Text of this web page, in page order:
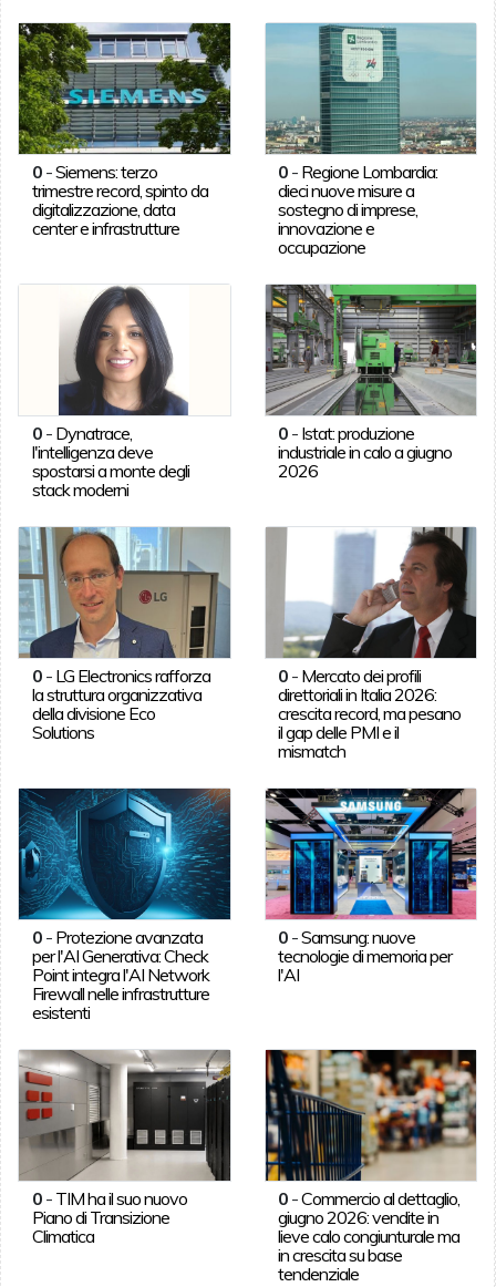
0-Siemens: terzo
trimestre record, spinto da
digitalizzazione, data
center e infrastrutture
0 - Regione Lombardia:
dieci nuove misure a
sostegno di imprese,
innovazione e
occupazione
0- Dynatrace,
l'intelligenza deve
spostarsi a monte degli
stack moderni
0 - Istat: produzione
industriale in calo a giugno
2026
0- LG Electronics rafforza
la struttura organizzativa
della divisione Eco
Solutions
0 - Mercato dei profili
direttoriali in Italia 2026:
crescita record, ma pesano
il gap delle PMI e il
mismatch
0- Protezione avanzata
per l'AI Generativa: Check
Point integra l'AI Network
Firewall nelle infrastrutture
esistenti
0 -Samsung: nuove
tecnologie di memoria per
l'AI
0- TIM ha il suo nuovo
Piano di Transizione
Climatica
0 -Commercio al dettaglio,
giugno 2026: vendite in
lieve calo congiunturale ma
in crescita su base
tendenziale